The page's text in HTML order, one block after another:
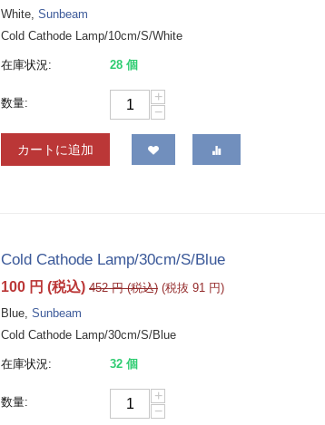
White, Sunbeam
Cold Cathode Lamp/10cm/S/White
在庫状況: 28 個
数量:
+
−
カートに追加
Cold Cathode Lamp/30cm/S/Blue
100 円 (税込) 452 円(税込) (税抜 91 円)
Blue, Sunbeam
Cold Cathode Lamp/30cm/S/Blue
在庫状況: 32 個
数量:
+
−